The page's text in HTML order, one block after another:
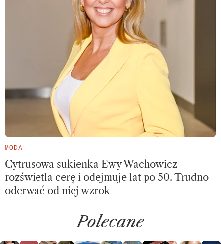
MODA
Cytrusowa sukienka Ewy Wachowicz
rozświetla cerę i odejmuje lat po 50. Trudno
oderwać od niej wzrok
Polecane